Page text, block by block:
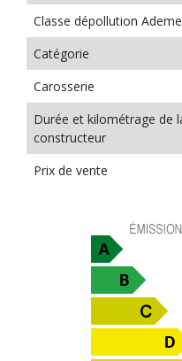
Classe dépollution Ademe
Catégorie
Carosserie
Durée et kilométrage de
constructeur
Prix de vente